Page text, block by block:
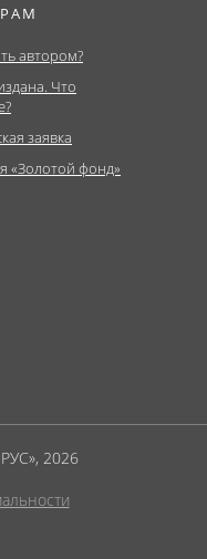
автором?
Что
заявка
«Золотой фонд»
2026